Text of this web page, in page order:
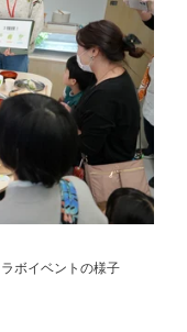
ボイベントの様子